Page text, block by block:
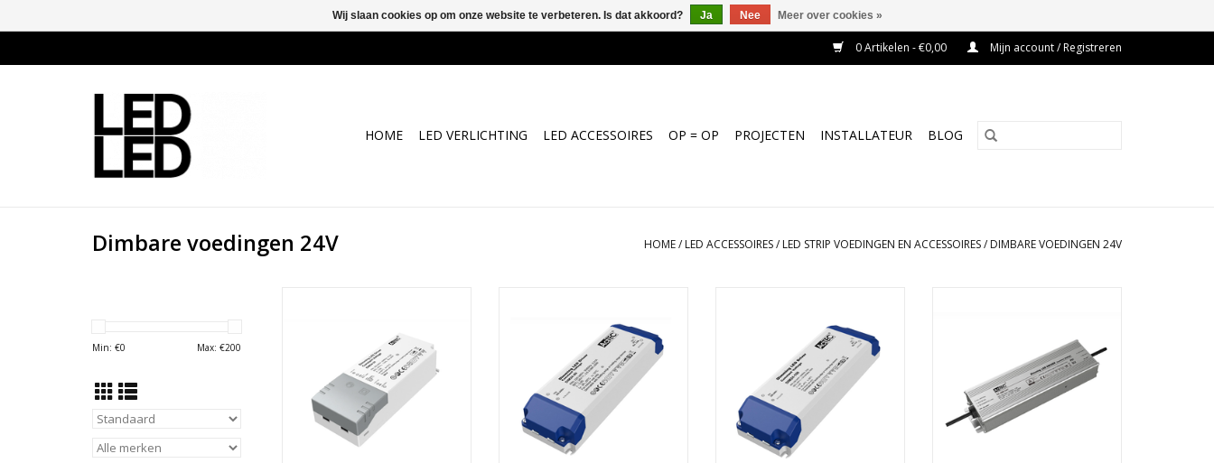
0 Artikelen - €0,00 Mijn account / Registreren
HOME LED VERLICHTING LED ACCESSOIRES OP = OP PROJECTEN INSTALLATEUR BLOG
Dimbare voedingen 24V HOME/ LED ACCESSOIRES/ LED STRIP VOEDINGEN EN ACCESSOIRES/ DIMBARE VOEDINGEN 24V
Min: €0 Max: €200
TOEVOEGEN AAN WINKELWAGEN
TOEVOEGEN AAN WINKELWAGEN
TOEVOEGEN AAN WINKELWAGEN
TOEVOEGEN AAN WINKELWAGEN
Wij slaan cookies op om onze website te verbeteren. Is dat akkoord? Ja Nee Meer over cookies »